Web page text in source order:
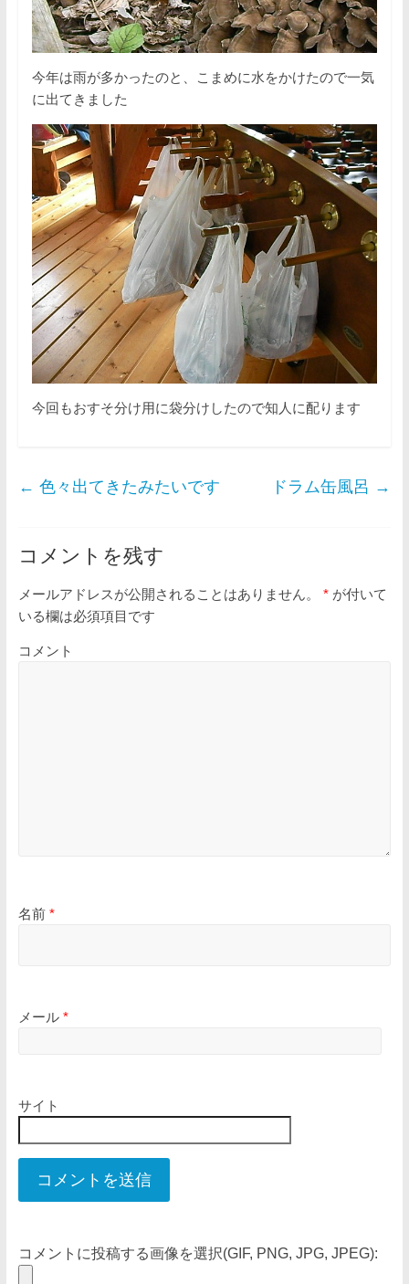
今年は雨が多かったのと、こまめに水をかけたので一気
に出てきました
今回もおすそ分け用に袋分けしたので知人に配ります
← 色々出てきたみたいです ドラム缶風呂 →
コメントを残す
メールアドレスが公開されることはありません。 *が付いて
いる欄は必須項目です
コメント
名前 *
メール *
サイト
コメントに投稿する画像を選択(GIF, PNG, JPG, JPEG):